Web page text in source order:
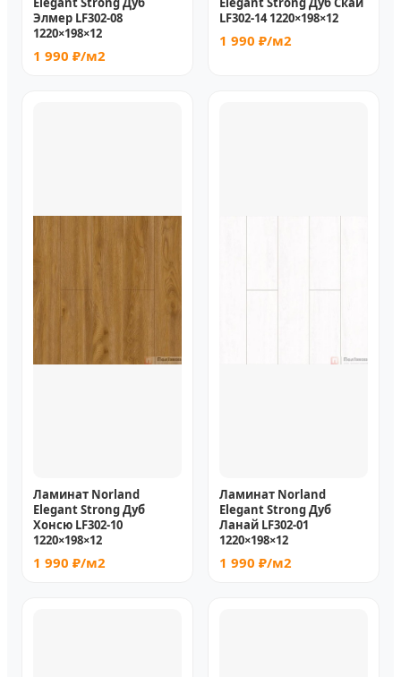
Элмер LF302-08
1220×198×12
1 990 ₽/м2
LF302-14 1220×198×12
1 990 ₽/м2
Ламинат Norland
Elegant Strong Дуб
Хонсю LF302-10
1220×198×12
1 990 ₽/м2
Ламинат Norland
Elegant Strong Дуб
Ланай LF302-01
1220×198×12
1 990 ₽/м2